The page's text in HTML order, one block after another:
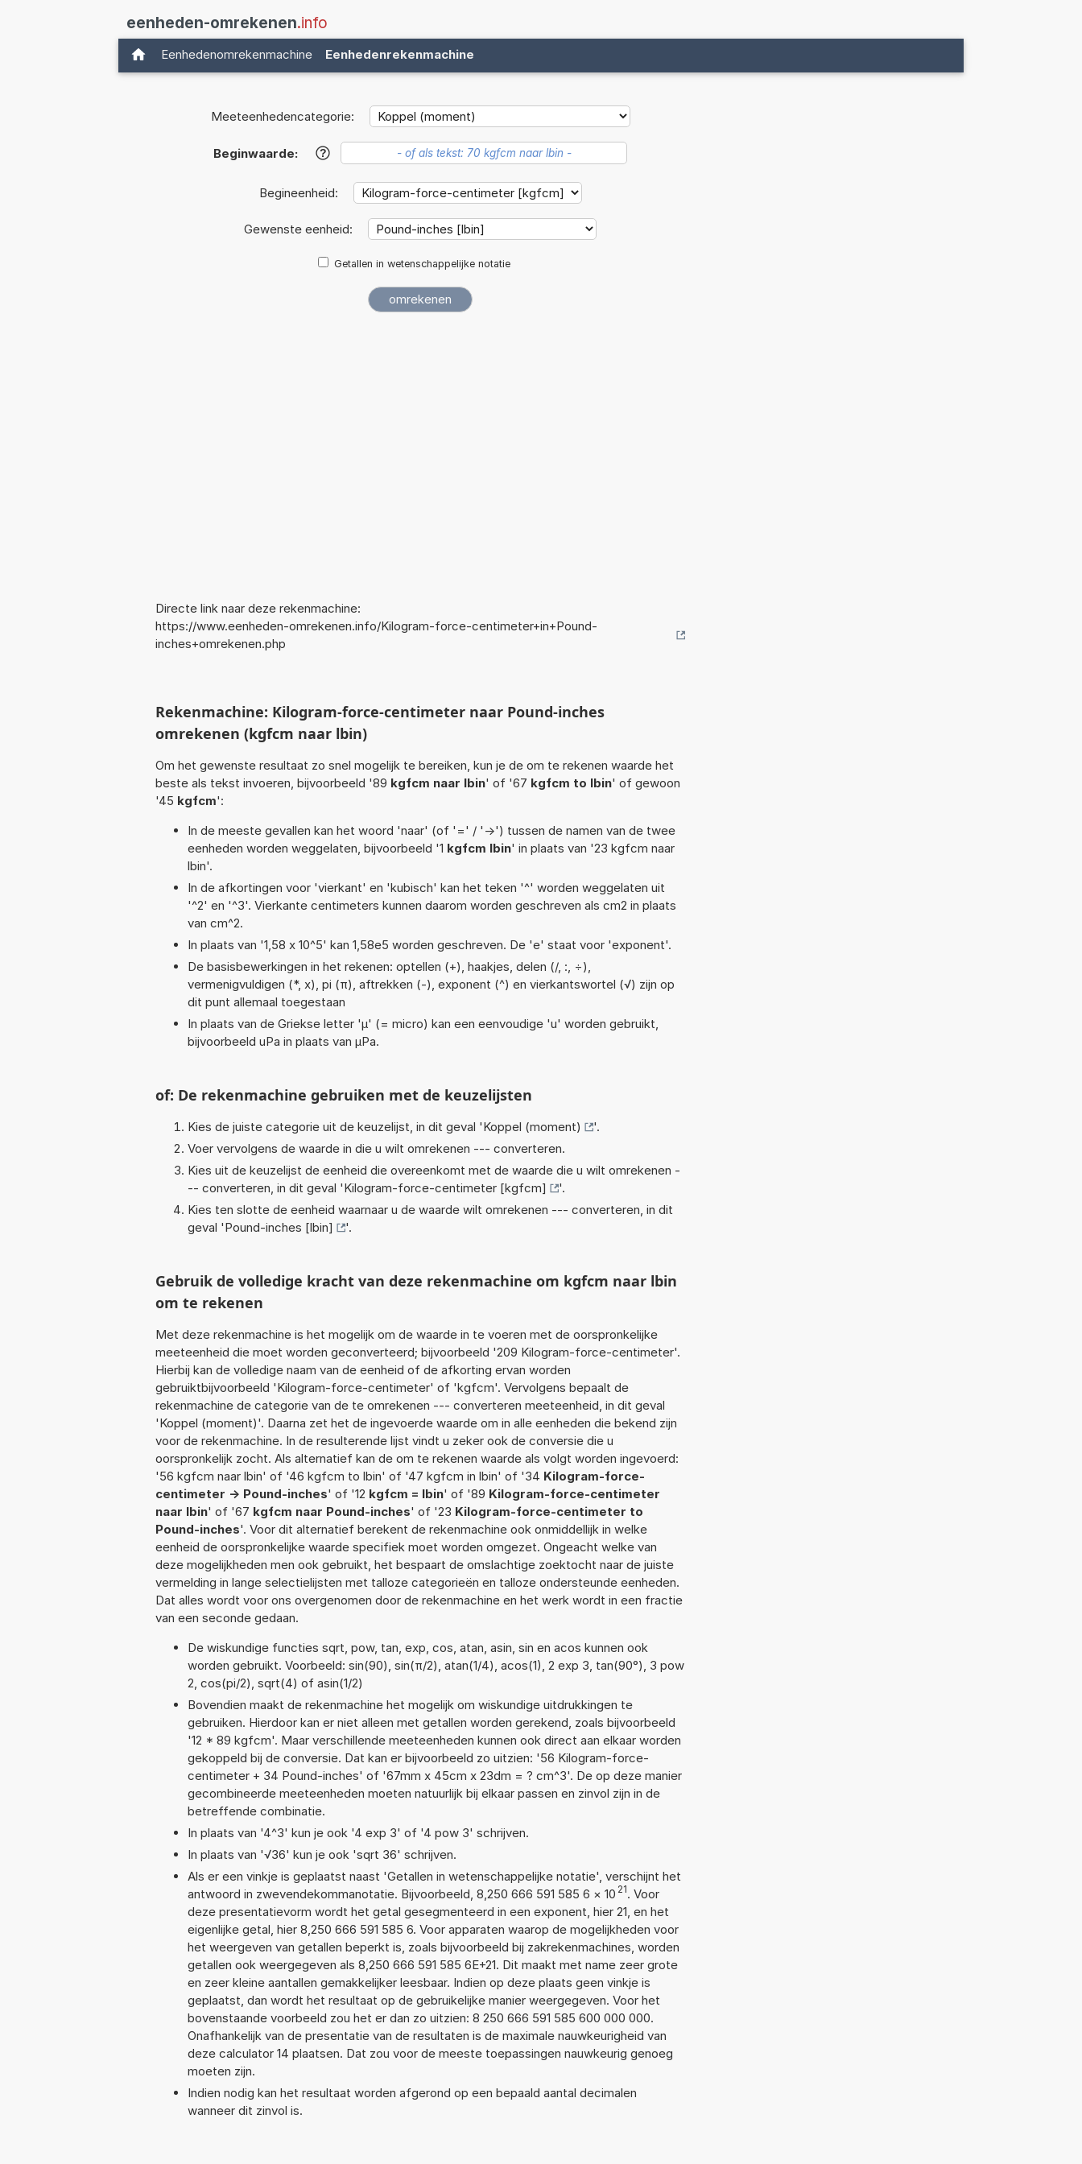
eenheden-omrekenen.info
Eenhedenomrekenmachine Eenhedenrekenmachine
Meeteenhedencategorie:
Beginwaarde: ?
Begineenheid:
Gewenste eenheid:
Getallen in wetenschappelijke notatie
Directe link naar deze rekenmachine:
https://www.eenheden-omrekenen.info/Kilogram-force-centimeter+in+Pound-
inches+omrekenen.php
Rekenmachine: Kilogram-force-centimeter naar Pound-inches
omrekenen (kgfcm naar lbin)
Om het gewenste resultaat zo snel mogelijk te bereiken, kun je de om te rekenen waarde het
beste als tekst invoeren, bijvoorbeeld '89 kgfcm naar lbin' of '67 kgfcm to lbin' of gewoon
'45 kgfcm':
In de meeste gevallen kan het woord 'naar' (of '=' / '->') tussen de namen van de twee
eenheden worden weggelaten, bijvoorbeeld '1 kgfcm lbin' in plaats van '23 kgfcm naar
lbin'.
In de afkortingen voor 'vierkant' en 'kubisch' kan het teken '^' worden weggelaten uit
'^2' en '^3'. Vierkante centimeters kunnen daarom worden geschreven als cm2 in plaats
van cm^2.
In plaats van '1,58 x 10^5' kan 1,58e5 worden geschreven. De 'e' staat voor 'exponent'.
De basisbewerkingen in het rekenen: optellen (+), haakjes, delen (/, :, ÷),
vermenigvuldigen (*, x), pi (π), aftrekken (-), exponent (^) en vierkantswortel (√) zijn op
dit punt allemaal toegestaan
In plaats van de Griekse letter 'µ' (= micro) kan een eenvoudige 'u' worden gebruikt,
bijvoorbeeld uPa in plaats van µPa.
of: De rekenmachine gebruiken met de keuzelijsten
Kies de juiste categorie uit de keuzelijst, in dit geval 'Koppel (moment)
'.
Voer vervolgens de waarde in die u wilt omrekenen --- converteren.
Kies uit de keuzelijst de eenheid die overeenkomt met de waarde die u wilt omrekenen -
-- converteren, in dit geval 'Kilogram-force-centimeter [kgfcm]
'.
Kies ten slotte de eenheid waarnaar u de waarde wilt omrekenen --- converteren, in dit
geval 'Pound-inches [lbin] '.
Gebruik de volledige kracht van deze rekenmachine om kgfcm naar lbin
om te rekenen
Met deze rekenmachine is het mogelijk om de waarde in te voeren met de oorspronkelijke
meeteenheid die moet worden geconverteerd; bijvoorbeeld '209 Kilogram-force-centimeter'.
Hierbij kan de volledige naam van de eenheid of de afkorting ervan worden
gebruiktbijvoorbeeld 'Kilogram-force-centimeter' of 'kgfcm'. Vervolgens bepaalt de
rekenmachine de categorie van de te omrekenen --- converteren meeteenheid, in dit geval
'Koppel (moment)'. Daarna zet het de ingevoerde waarde om in alle eenheden die bekend zijn
voor de rekenmachine. In de resulterende lijst vindt u zeker ook de conversie die u
oorspronkelijk zocht. Als alternatief kan de om te rekenen waarde als volgt worden ingevoerd:
'56 kgfcm naar lbin' of '46 kgfcm to lbin' of '47 kgfcm in lbin' of '34 Kilogram-force-
centimeter -> Pound-inches' of '12 kgfcm = lbin' of '89 Kilogram-force-centimeter
naar lbin' of '67 kgfcm naar Pound-inches' of '23 Kilogram-force-centimeter to
Pound-inches'. Voor dit alternatief berekent de rekenmachine ook onmiddellijk in welke
eenheid de oorspronkelijke waarde specifiek moet worden omgezet. Ongeacht welke van
deze mogelijkheden men ook gebruikt, het bespaart de omslachtige zoektocht naar de juiste
vermelding in lange selectielijsten met talloze categorieën en talloze ondersteunde eenheden.
Dat alles wordt voor ons overgenomen door de rekenmachine en het werk wordt in een fractie
van een seconde gedaan.
De wiskundige functies sqrt, pow, tan, exp, cos, atan, asin, sin en acos kunnen ook
worden gebruikt. Voorbeeld: sin(90), sin(π/2), atan(1/4), acos(1), 2 exp 3, tan(90°), 3 pow
2, cos(pi/2), sqrt(4) of asin(1/2)
Bovendien maakt de rekenmachine het mogelijk om wiskundige uitdrukkingen te
gebruiken. Hierdoor kan er niet alleen met getallen worden gerekend, zoals bijvoorbeeld
'12 * 89 kgfcm'. Maar verschillende meeteenheden kunnen ook direct aan elkaar worden
gekoppeld bij de conversie. Dat kan er bijvoorbeeld zo uitzien: '56 Kilogram-force-
centimeter + 34 Pound-inches' of '67mm x 45cm x 23dm = ? cm^3'. De op deze manier
gecombineerde meeteenheden moeten natuurlijk bij elkaar passen en zinvol zijn in de
betreffende combinatie.
In plaats van '4^3' kun je ook '4 exp 3' of '4 pow 3' schrijven.
In plaats van '√36' kun je ook 'sqrt 36' schrijven.
Als er een vinkje is geplaatst naast 'Getallen in wetenschappelijke notatie', verschijnt het
antwoord in zwevendekommanotatie. Bijvoorbeeld, 8,250 666 591 585 6 × 10 21. Voor
deze presentatievorm wordt het getal gesegmenteerd in een exponent, hier 21, en het
eigenlijke getal, hier 8,250 666 591 585 6. Voor apparaten waarop de mogelijkheden voor
het weergeven van getallen beperkt is, zoals bijvoorbeeld bij zakrekenmachines, worden
getallen ook weergegeven als 8,250 666 591 585 6E+21. Dit maakt met name zeer grote
en zeer kleine aantallen gemakkelijker leesbaar. Indien op deze plaats geen vinkje is
geplaatst, dan wordt het resultaat op de gebruikelijke manier weergegeven. Voor het
bovenstaande voorbeeld zou het er dan zo uitzien: 8 250 666 591 585 600 000 000.
Onafhankelijk van de presentatie van de resultaten is de maximale nauwkeurigheid van
deze calculator 14 plaatsen. Dat zou voor de meeste toepassingen nauwkeurig genoeg
moeten zijn.
Indien nodig kan het resultaat worden afgerond op een bepaald aantal decimalen
wanneer dit zinvol is.